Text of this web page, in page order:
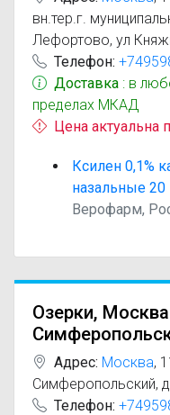
вн.тер.г.
Лефортово, ул
Телефон:
Доставка : в
пределах МКАД
Цена актуальна
Ксилен 0,1%
назальные
Верофарм,
Озерки, Москва
Адрес: Москва,
Симферопольский,
Телефон: